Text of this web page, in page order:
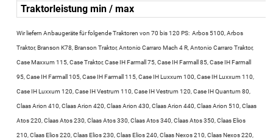
Traktorleistung min / max
Wir liefern Anbaugeräte für folgende Traktoren von 70 bis 120 PS: Arbos 5100, Arbos
Traktor, Branson K78, Branson Traktor, Antonio Carraro Mach 4 R, Antonio Carraro Traktor,
Case Maxxum 115, Case Traktor, Case IH Farmall 75, Case IH Farmall 85, Case IH Farmall
95, Case IH Farmall 105, Case IH Farmall 115, Case IH Luxxum 100, Case IH Luxxum 110,
Case IH Luxxum 120, Case IH Vestrum 110, Case IH Vestrum 120, Case IH Quantum 80,
Claas Arion 410, Claas Arion 420, Claas Arion 430, Claas Arion 440, Claas Arion 510, Claas
Atos 220, Claas Atos 230, Claas Atos 330, Claas Atos 340, Claas Atos 350, Claas Elios
210, Claas Elios 220, Claas Elios 230, Claas Elios 240, Claas Nexos 210, Claas Nexos 220,